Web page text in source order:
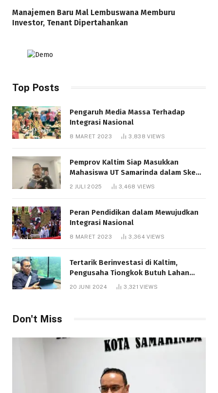
Manajemen Baru Mal Lembuswana Memburu
Investor, Tenant Dipertahankan
Top Posts
Pengaruh Media Massa Terhadap
Integrasi Nasional
8 MARET 2023 3,838VIEWS
Pemprov Kaltim Siap Masukkan
Mahasiswa UT Samarinda dalam Skema
Bantuan Pendidikan Gratispol
2 JULI 2025 3,468 VIEWS
Peran Pendidikan dalam Mewujudkan
Integrasi Nasional
8 MARET 2023 3,364VIEWS
Tertarik Berinvestasi di Kaltim,
Pengusaha Tiongkok Butuh Lahan
1.000 Hektare
20 JUNI 2024 3,321VIEWS
Don't Miss